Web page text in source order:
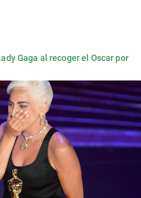
Gaga al recoger el Oscar por